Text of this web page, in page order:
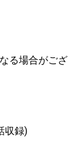
る場合がござ
収録)